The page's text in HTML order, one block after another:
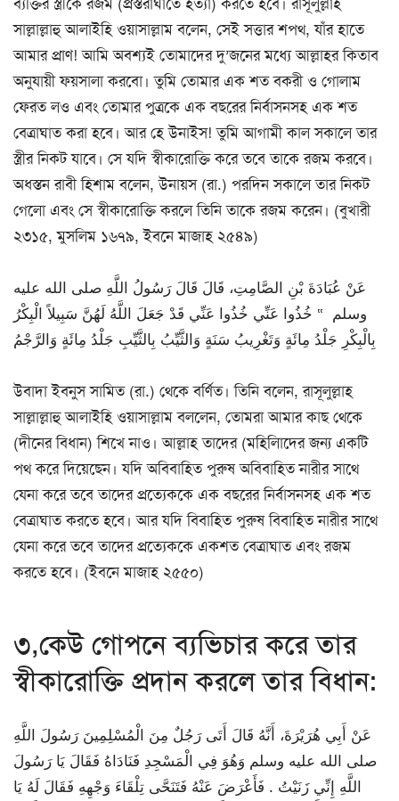
সাল্লাল্লাহু আলাইহি ওয়াসাল্লাম বলেন, সেই সত্তার শপথ, যাঁর হাতে
আমার প্রাণ! আমি অবশ্যই তোমাদের দু’জনের মধ্যে আল্লাহর কিতাব
অনুযায়ী ফয়সালা করবো। তুমি তোমার এক শত বকরী ও গোলাম
ফেরত লও এবং তোমার পুত্রকে এক বছরের নির্বাসনসহ এক শত
বেত্রাঘাত করা হবে। আর হে উনাইস! তুমি আগামী কাল সকালে তার
স্ত্রীর নিকট যাবে। সে যদি স্বীকারোক্তি করে তবে তাকে রজম করবে।
অধস্তন রাবী হিশাম বলেন, উনায়স (রা.) পরদিন সকালে তার নিকট
গেলো এবং সে স্বীকারোক্তি করলে তিনি তাকে রজম করেন। (বুখারী
২৩১৫, মুসলিম ১৬৭৯, ইবনে মাজাহ ২৫৪৯)
عَنْ عُبَادَةَ بْنِ الصَّامِتِ، قَالَ قَالَ رَسُولُ اللَّهِ صلى الله عليه
وسلم ‏ “‏ خُذُوا عَنِّي خُذُوا عَنِّي قَدْ جَعَلَ اللَّهُ لَهُنَّ سَبِيلاً الْبِكْرُ
بِالْبِكْرِ جَلْدُ مِائَةٍ وَتَغْرِيبُ سَنَةٍ وَالثَّيِّبُ بِالثَّيِّبِ جَلْدُ مِائَةٍ وَالرَّجْمُ
উবাদা ইবনুস সামিত (রা.) থেকে বর্ণিত। তিনি বলেন, রাসূলুল্লাহ
সাল্লাল্লাহু আলাইহি ওয়াসাল্লাম বললেন, তোমরা আমার কাছ থেকে
(দীনের বিধান) শিখে নাও। আল্লাহ তাদের (মহিলিাদের জন্য একটি
পথ করে দিয়েছেন। যদি অবিবাহিত পুরুষ অবিবাহিত নারীর সাথে
যেনা করে তবে তাদের প্রত্যেককে এক বছরের নির্বাসনসহ এক শত
বেত্রাঘাত করতে হবে। আর যদি বিবাহিত পুরুষ বিবাহিত নারীর সাথে
যেনা করে তবে তাদের প্রত্যেককে একশত বেত্রাঘাত এবং রজম
করতে হবে। (ইবনে মাজাহ ২৫৫০)
৩,কেউ গোপনে ব্যভিচার করে তার
স্বীকারোক্তি প্রদান করলে তার বিধান:
عَنْ أَبِي هُرَيْرَةَ، أَنَّهُ قَالَ أَتَى رَجُلٌ مِنَ الْمُسْلِمِينَ رَسُولَ اللَّهِ
صلى الله عليه وسلم وَهُوَ فِي الْمَسْجِدِ فَنَادَاهُ فَقَالَ يَا رَسُولَ
اللَّهِ إِنِّي زَنَيْتُ ‏.‏ فَأَعْرَضَ عَنْهُ فَتَنَحَّى تِلْقَاءَ وَجْهِهِ فَقَالَ لَهُ يَا